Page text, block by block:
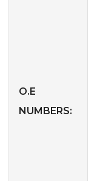
O.E
NUMBERS: